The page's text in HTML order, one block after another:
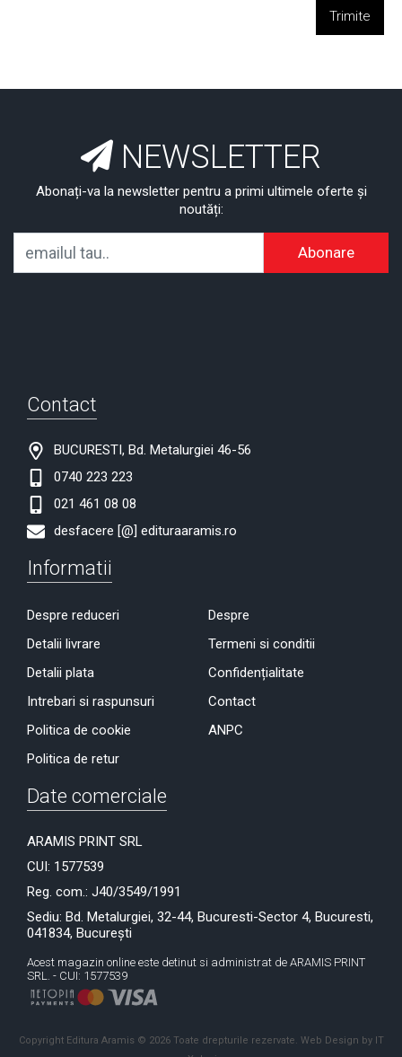
Trimite
NEWSLETTER
Abonați-va la newsletter pentru a primi ultimele oferte și
noutăți:
Abonare
Contact
BUCURESTI, Bd. Metalurgiei 46-56
0740 223 223
021 461 08 08
desfacere [@] edituraaramis.ro
Informatii
Despre reduceri
Detalii livrare
Detalii plata
Intrebari si raspunsuri
Politica de cookie
Politica de retur
Despre
Termeni si conditii
Confidențialitate
Contact
ANPC
Date comerciale
ARAMIS PRINT SRL
CUI: 1577539
Reg. com.: J40/3549/1991
Sediu: Bd. Metalurgiei, 32-44, Bucuresti-Sector 4, Bucuresti,
041834, București
Acest magazin online este detinut si administrat de ARAMIS PRINT
SRL. - CUI: 1577539
Copyright Editura Aramis © 2026 Toate drepturile rezervate. Web Design by IT